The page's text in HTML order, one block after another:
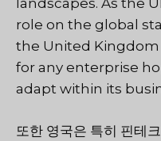
landscapes. As the
role on the global
the United
for any enterprise
adapt within its
또한 영국은 특히 핀테